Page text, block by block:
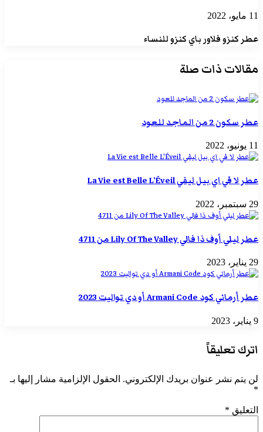
11 مايو، 2022
عطر كنزو فلاور باي كنزو للنساء
مقالات ذات صلة
عطر سكون 2 من الماجد للعود
11 يونيو، 2022
عطر لا في اي بيل ليفي La Vie est Belle L’Éveil
29 سبتمبر، 2022
عطر ليلي أوف ذا فالي Lily Of The Valley من 4711
29 يناير، 2023
عطر أرماني كود Armani Code أو دي تواليت 2023
9 يناير، 2023
اترك تعليقاً
لن يتم نشر عنوان بريدك الإلكتروني. الحقول الإلزامية مشار إليها بـ
*
التعليق *